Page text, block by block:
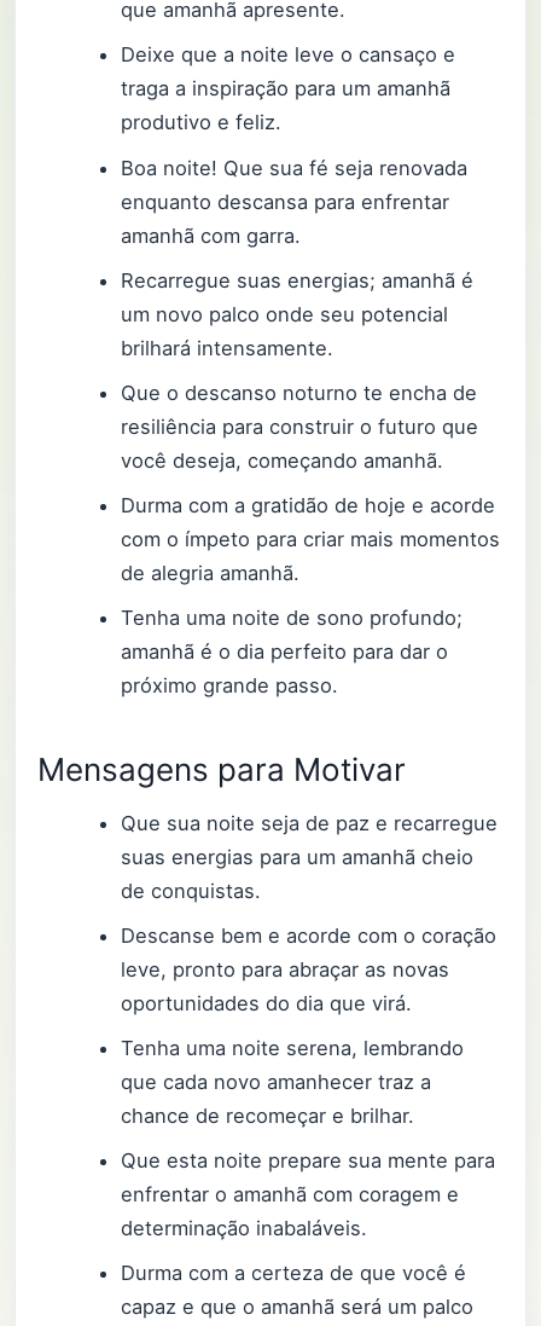
que amanhã apresente.
Deixe que a noite leve o cansaço e
traga a inspiração para um amanhã
produtivo e feliz.
Boa noite! Que sua fé seja renovada
enquanto descansa para enfrentar
amanhã com garra.
Recarregue suas energias; amanhã é
um novo palco onde seu potencial
brilhará intensamente.
Que o descanso noturno te encha de
resiliência para construir o futuro que
você deseja, começando amanhã.
Durma com a gratidão de hoje e acorde
com o ímpeto para criar mais momentos
de alegria amanhã.
Tenha uma noite de sono profundo;
amanhã é o dia perfeito para dar o
próximo grande passo.
Mensagens para Motivar
Que sua noite seja de paz e recarregue
suas energias para um amanhã cheio
de conquistas.
Descanse bem e acorde com o coração
leve, pronto para abraçar as novas
oportunidades do dia que virá.
Tenha uma noite serena, lembrando
que cada novo amanhecer traz a
chance de recomeçar e brilhar.
Que esta noite prepare sua mente para
enfrentar o amanhã com coragem e
determinação inabaláveis.
Durma com a certeza de que você é
capaz e que o amanhã será um palco